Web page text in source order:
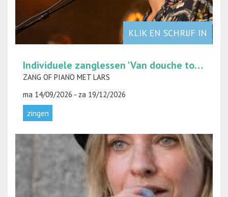
KLIK EN SCHRIJF IN
Individuele zanglessen 'Van douche tot podium'
ZANG OF PIANO MET LARS
ma 14/09/2026 - za 19/12/2026
zingen